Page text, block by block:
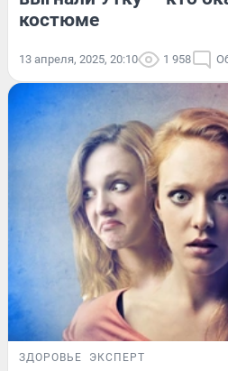
костюме
13 апреля, 2025, 20:10 1 958
ЗДОРОВЬЕ ЭКСПЕРТ